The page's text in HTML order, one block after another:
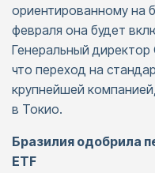
ориентированному на
февраля она будет
Генеральный
что переход на
крупнейшей
в Токио.
Бразилия одобрила
ETF